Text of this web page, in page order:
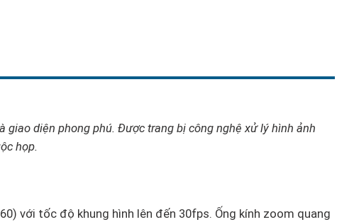
giao diện phong phú. Được trang bị công nghệ xử lý hình ảnh
họp.
với tốc độ khung hình lên đến 30fps. Ống kính zoom quang